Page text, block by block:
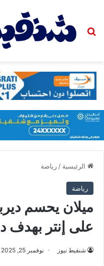
بحث عن
الرئيسية / رياضة
رياضة
ميلان يحسم
على إنتر بهدف
شنقيط نيوز نوفمبر 25, 2025